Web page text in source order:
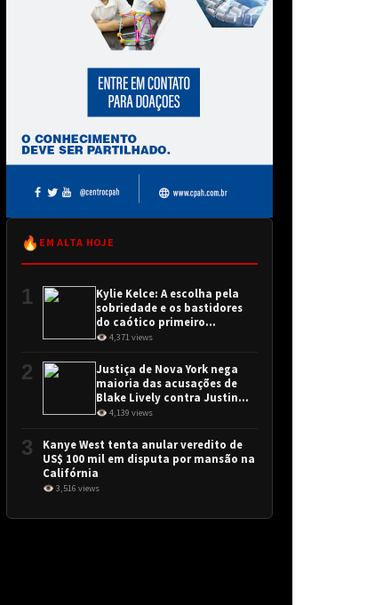
🔥 EM ALTA HOJE
1
Kylie Kelce: A escolha pela
sobriedade e os bastidores
do caótico primeiro
encontro
👁 4,371 views
2
Justiça de Nova York nega
maioria das acusações de
Blake Lively contra Justin
Baldoni
👁 4,139 views
3
Kanye West tenta anular veredito de
US$ 100 mil em disputa por mansão na
Califórnia
👁 3,516 views